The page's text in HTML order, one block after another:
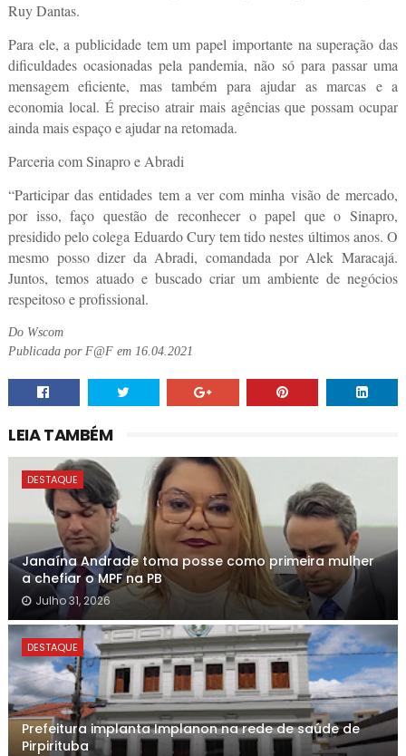
Ruy Dantas.
Para ele, a publicidade tem um papel importante na superação das
dificuldades ocasionadas pela pandemia, não só para passar uma
mensagem eficiente, mas também para ajudar as marcas e a
economia local. É preciso atrair mais agências que possam ocupar
ainda mais espaço e ajudar na retomada.
Parceria com Sinapro e Abradi
“Participar das entidades tem a ver com minha visão de mercado,
por isso, faço questão de reconhecer o papel que o Sinapro,
presidido pelo colega Eduardo Cury tem tido nestes últimos anos. O
mesmo posso dizer da Abradi, comandada por Alek Maracajá.
Juntos, temos atuado e buscado criar um ambiente de negócios
respeitoso e profissional.
Do Wscom
Publicada por F@F em 16.04.2021
LEIA TAMBÉM
DESTAQUE
Janaína Andrade toma posse como primeira mulher
a chefiar o MPF na PB
Julho 31, 2026
DESTAQUE
Prefeitura implanta Implanon na rede de saúde de
Pirpirituba